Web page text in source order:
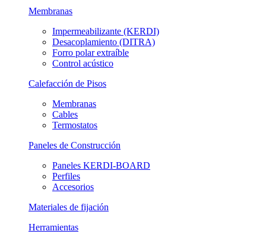
Membranas
Impermeabilizante (KERDI)
Desacoplamiento (DITRA)
Forro polar extraíble
Control acústico
Calefacción de Pisos
Membranas
Cables
Termostatos
Paneles de Construcción
Paneles KERDI-BOARD
Perfiles
Accesorios
Materiales de fijación
Herramientas